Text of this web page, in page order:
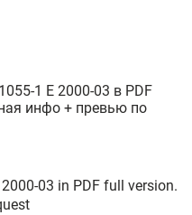
1 E 2000-03 в PDF
инфо + превью по
03 in PDF full version.